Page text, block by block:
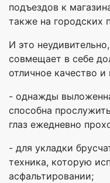
подъездов к
также на городских
И это
совмещает в себе
отличное качество
- однажды
способна
глаз ежедневно
- для укладки
техника, которую
асфальтировании;